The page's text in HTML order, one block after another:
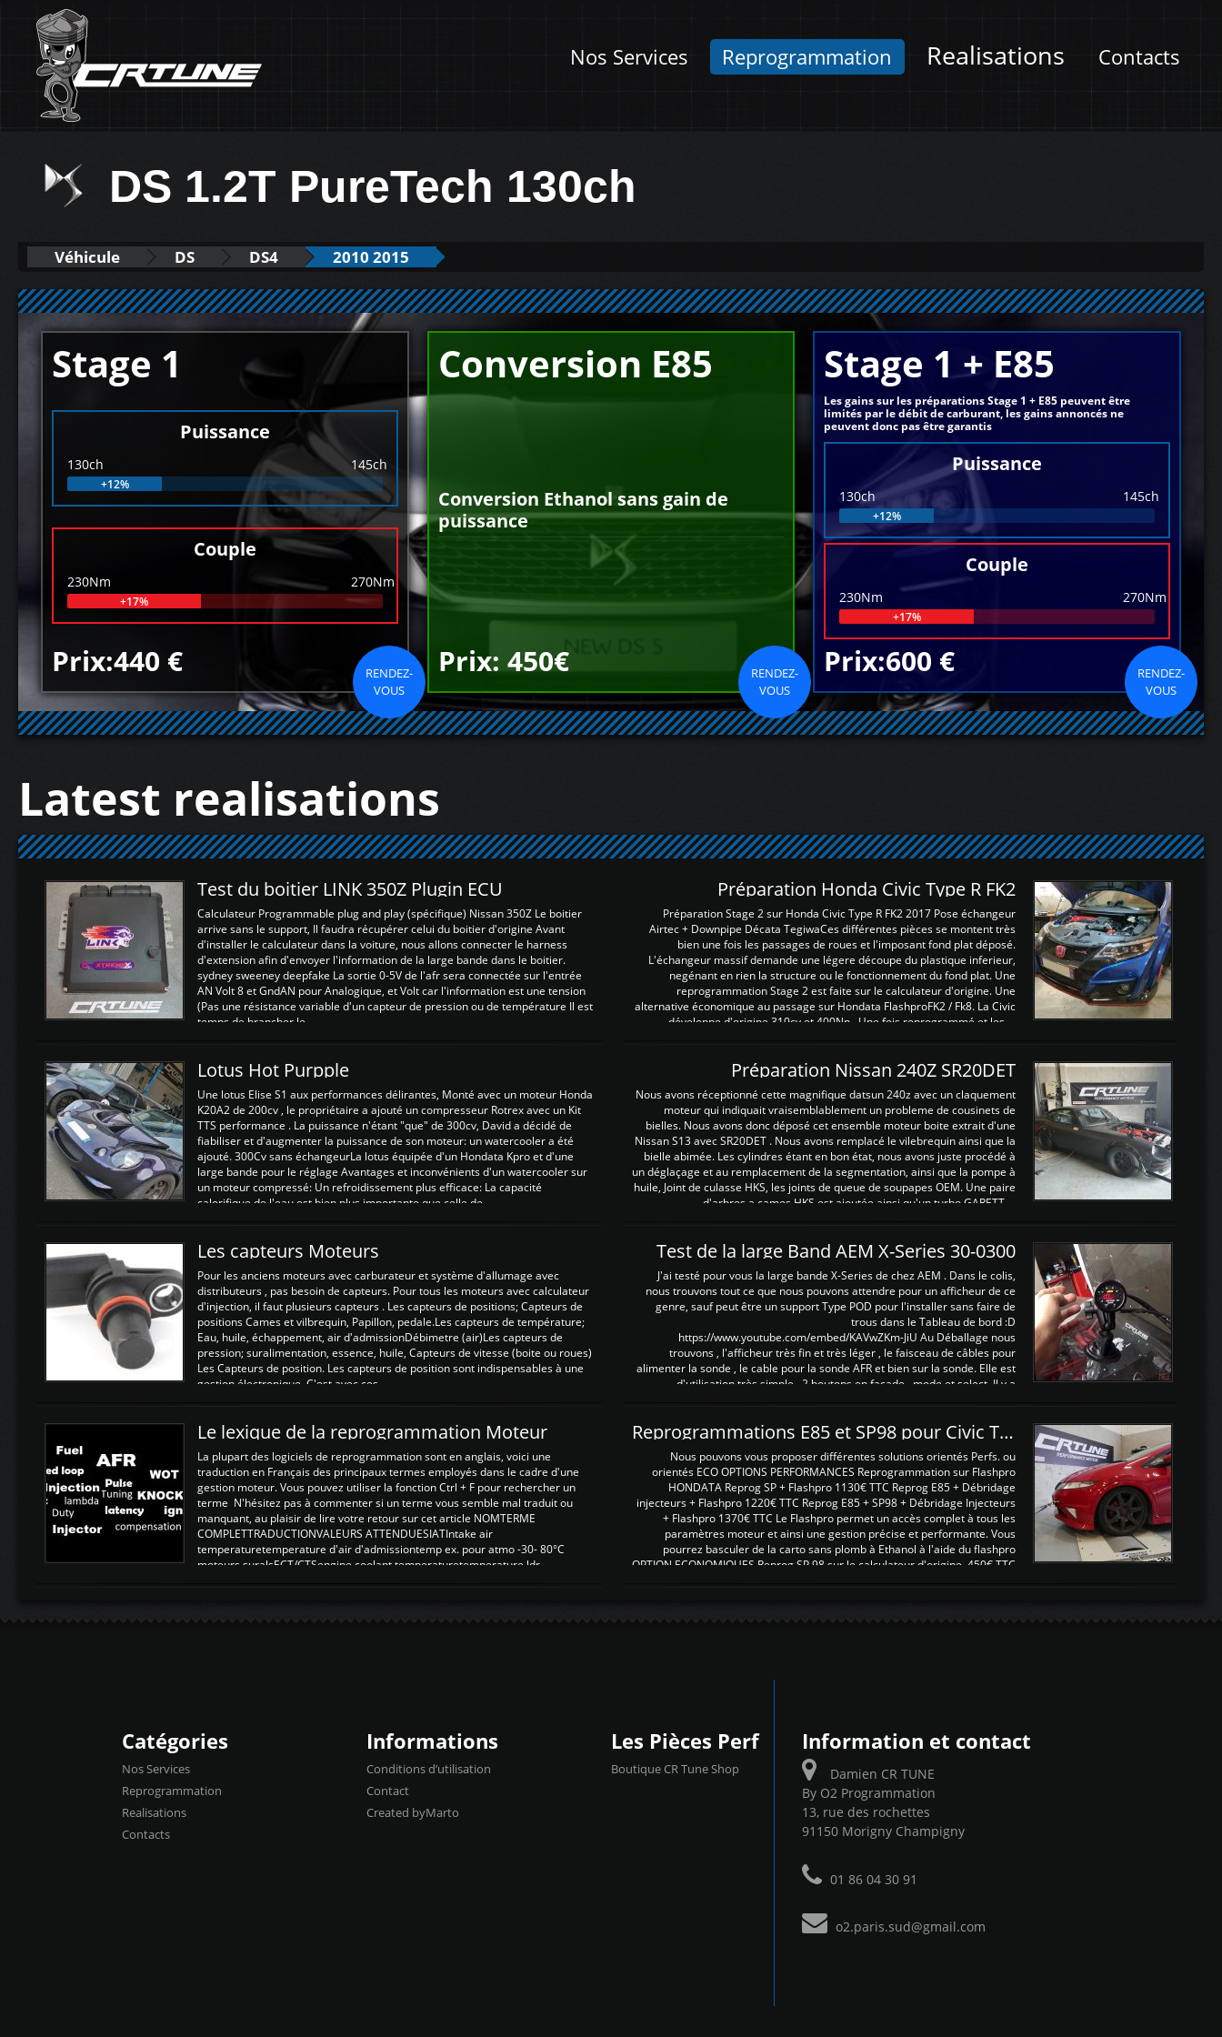
Nos Services Reprogrammation Realisations Contacts
DS 1.2T PureTech 130ch
Véhicule DS DS4 2010 2015
Stage 1
Puissance
130ch 145ch
+12%
Couple
230Nm 270Nm
+17%
Prix:440 €
RENDEZ-
VOUS
Conversion E85
Conversion Ethanol sans gain de
puissance
Prix: 450€
RENDEZ-
VOUS
Stage 1 + E85
Les gains sur les préparations Stage 1 + E85 peuvent être
limités par le débit de carburant, les gains annoncés ne
peuvent donc pas être garantis
Puissance
130ch 145ch
+12%
Couple
230Nm 270Nm
+17%
Prix:600 €
RENDEZ-
VOUS
Latest realisations
Test du boitier LINK 350Z Plugin ECU
Calculateur Programmable plug and play (spécifique) Nissan 350Z Le boitier
arrive sans le support, Il faudra récupérer celui du boitier d'origine Avant
d'installer le calculateur dans la voiture, nous allons connecter le harness
d'extension afin d'envoyer l'information de la large bande dans le boitier.
sydney sweeney deepfake La sortie 0-5V de l'afr sera connectée sur l'entrée
AN Volt 8 et GndAN pour Analogique, et Volt car l'information est une tension
(Pas une résistance variable d'un capteur de pression ou de température Il est
temps de brancher le ...
Préparation Honda Civic Type R FK2
Préparation Stage 2 sur Honda Civic Type R FK2 2017 Pose échangeur
Airtec + Downpipe Décata TegiwaCes différentes pièces se montent très
bien une fois les passages de roues et l'imposant fond plat déposé.
L'échangeur massif demande une légere découpe du plastique inferieur,
negénant en rien la structure ou le fonctionnement du fond plat. Une
reprogrammation Stage 2 est faite sur le calculateur d'origine. Une
alternative économique au passage sur Hondata FlashproFK2 / Fk8. La Civic
développe d'origine 310cv et 400Nn , Une fois reprogrammé et les ...
Lotus Hot Purpple
Une lotus Elise S1 aux performances délirantes, Monté avec un moteur Honda
K20A2 de 200cv , le propriétaire a ajouté un compresseur Rotrex avec un Kit
TTS performance . La puissance n'étant "que" de 300cv, David a décidé de
fiabiliser et d'augmenter la puissance de son moteur: un watercooler a été
ajouté. 300Cv sans échangeurLa lotus équipée d'un Hondata Kpro et d'une
large bande pour le réglage Avantages et inconvénients d'un watercooler sur
un moteur compressé: Un refroidissement plus efficace: La capacité
calorifique de l'eau est bien plus importante que celle de ...
Préparation Nissan 240Z SR20DET
Nous avons réceptionné cette magnifique datsun 240z avec un claquement
moteur qui indiquait vraisemblablement un probleme de cousinets de
bielles. Nous avons donc déposé cet ensemble moteur boite extrait d'une
Nissan S13 avec SR20DET . Nous avons remplacé le vilebrequin ainsi que la
bielle abimée. Les cylindres étant en bon état, nous avons juste procédé à
un déglaçage et au remplacement de la segmentation, ainsi que la pompe à
huile, Joint de culasse HKS, les joints de queue de soupapes OEM. Une paire
d'arbres a cames HKS est ajoutée ainsi qu'un turbo GARETT ...
Les capteurs Moteurs
Pour les anciens moteurs avec carburateur et système d'allumage avec
distributeurs , pas besoin de capteurs. Pour tous les moteurs avec calculateur
d'injection, il faut plusieurs capteurs . Les capteurs de positions; Capteurs de
positions Cames et vilbrequin, Papillon, pedale.Les capteurs de température;
Eau, huile, échappement, air d'admissionDébimetre (air)Les capteurs de
pression; suralimentation, essence, huile, Capteurs de vitesse (boite ou roues)
Les Capteurs de position. Les capteurs de position sont indispensables à une
gestion électronique. C'est avec ces ...
Test de la large Band AEM X-Series 30-0300
J'ai testé pour vous la large bande X-Series de chez AEM . Dans le colis,
nous trouvons tout ce que nous pouvons attendre pour un afficheur de ce
genre, sauf peut être un support Type POD pour l'installer sans faire de
trous dans le Tableau de bord :D
https://www.youtube.com/embed/KAVwZKm-JiU Au Déballage nous
trouvons , l'afficheur très fin et très léger , le faisceau de câbles pour
alimenter la sonde , le cable pour la sonde AFR et bien sur la sonde. Elle est
d'utilisation très simple , 2 boutons en façade , mode et select. Il y a
Le lexique de la reprogrammation Moteur
La plupart des logiciels de reprogrammation sont en anglais, voici une
traduction en Français des principaux termes employés dans le cadre d'une
gestion moteur. Vous pouvez utiliser la fonction Ctrl + F pour rechercher un
terme N'hésitez pas à commenter si un terme vous semble mal traduit ou
manquant, au plaisir de lire votre retour sur cet article NOMTERME
COMPLETTRADUCTIONVALEURS ATTENDUESIATIntake air
temperaturetemperature d'air d'admissiontemp ex. pour atmo -30- 80°C
moteurs suralsECT/CTSengine coolant temperaturetemperature ldr
Reprogrammations E85 et SP98 pour Civic Type R FN2
Nous pouvons vous proposer différentes solutions orientés Perfs. ou
orientés ECO OPTIONS PERFORMANCES Reprogrammation sur Flashpro
HONDATA Reprog SP + Flashpro 1130€ TTC Reprog E85 + Débridage
injecteurs + Flashpro 1220€ TTC Reprog E85 + SP98 + Débridage Injecteurs
+ Flashpro 1370€ TTC Le Flashpro permet un accès complet à tous les
paramètres moteur et ainsi une gestion précise et performante. Vous
pourrez basculer de la carto sans plomb à Ethanol à l'aide du flashpro
OPTION ECONOMIQUES Reprog SP 98 sur le calculateur d'origine 450€ TTC
Catégories
Nos Services
Reprogrammation
Realisations
Contacts
Informations
Conditions d’utilisation
Contact
Created byMarto
Les Pièces Perf
Boutique CR Tune Shop
Information et contact
Damien CR TUNE
By O2 Programmation
13, rue des rochettes
91150 Morigny Champigny
01 86 04 30 91
o2.paris.sud@gmail.com